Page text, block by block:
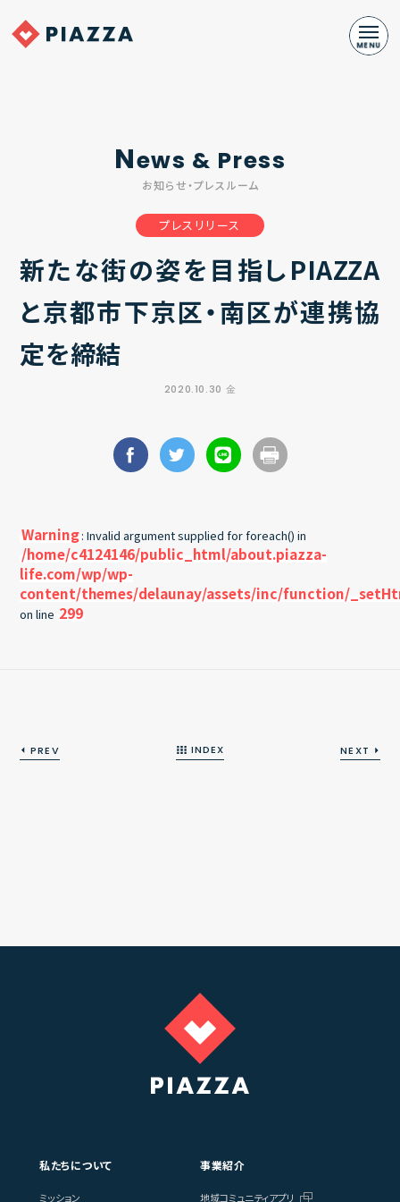
News & Press
お知らせ・プレスルーム
プレスリリース
新たな街の姿を目指しPIAZZA
と京都市下京区・南区が連携協
定を締結
2020.10.30 金
Warning: Invalid argument supplied for foreach() in
/home/c4124146/public_html/about.piazza-
life.com/wp/wp-
content/themes/delaunay/assets/inc/function/
on line 299
PREV INDEX NEXT
私たちについて
ミッション
事業紹介
地域コミュニティアプリ